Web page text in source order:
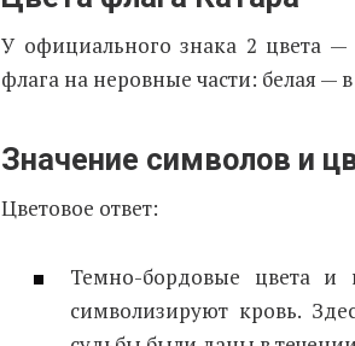
У официального знака 2 цвета
флага на неровные части: белая —
Значение символов и
Цветовое ответ:
Темно-бордовые цвета и
символизируют кровь.